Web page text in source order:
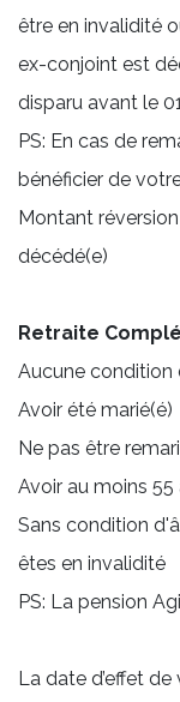
être en invalidité
ex-conjoint est
disparu avant le
PS: En cas de
bénéficier de
Montant
décédé(e)
Retraite
Aucune condition
Avoir été marié(é)
Ne pas être
Avoir au moins 55
Sans condition
êtes en invalidité
PS: La pension
La date d’effet